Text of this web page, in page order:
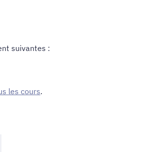
suivantes :
les cours.